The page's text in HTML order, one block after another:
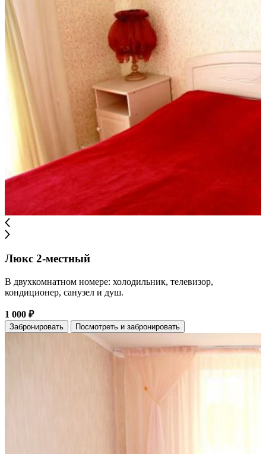
Люкс 2-местный
В двухкомнатном номере: холодильник, телевизор,
кондиционер, санузел и душ.
1 000 ₽
Забронировать Посмотреть и забронировать